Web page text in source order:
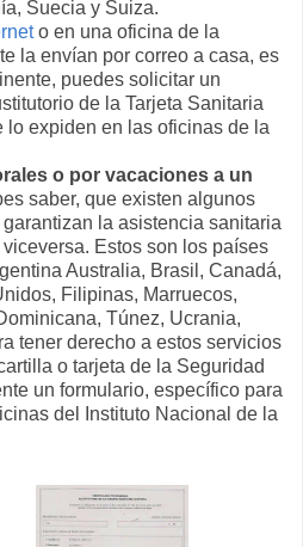
Suecia y Suiza.
o en una oficina de la
la envían por correo a casa, es
puedes solicitar un
de la Tarjeta Sanitaria
lo expiden en las oficinas de la
o por vacaciones a un
saber, que existen algunos
la asistencia sanitaria
Estos son los países
Australia, Brasil, Canadá,
Filipinas, Marruecos,
Túnez, Ucrania,
tener derecho a estos servicios
o tarjeta de la Seguridad
un formulario, específico para
del Instituto Nacional de la